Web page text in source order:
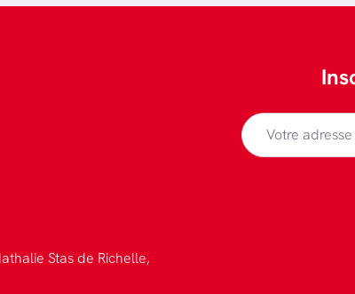
Stas de Richelle,
Votre